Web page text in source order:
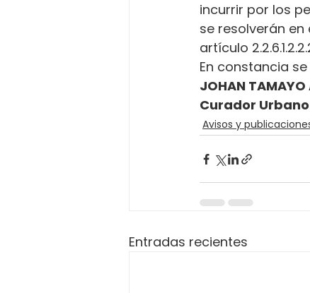
incurrir por los
se resolverán
artículo
En constancia
JOHAN TAMAYO
Curador
Avisos y
Entradas recientes